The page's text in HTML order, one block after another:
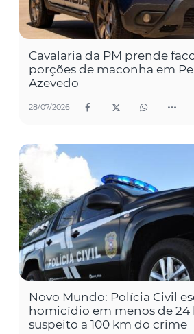
Cavalaria da PM prende
porções de maconha em
Azevedo
28/07/2026
Novo Mundo: Polícia Civil
homicídio em menos de 24
suspeito a 100 km do crime